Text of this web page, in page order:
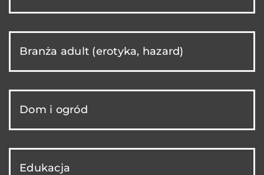
Branża adult (erotyka, hazard)
Dom i ogród
Edukacja